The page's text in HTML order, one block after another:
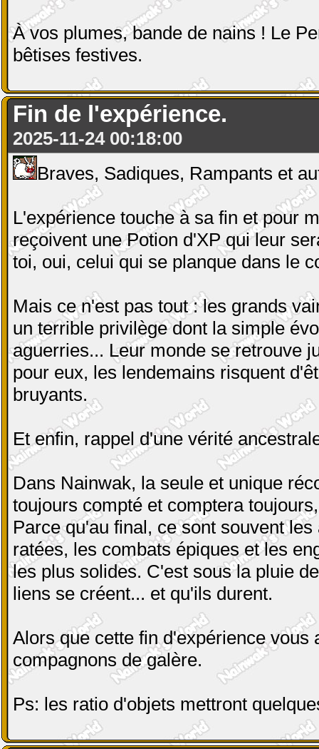
À vos plumes, bande de nains ! Le
bêtises festives.
Fin de l'expérience.
2025-11-24 00:18:00
Braves, Sadiques, Rampants et
L'expérience touche à sa fin et pour
reçoivent une Potion d'XP qui leur
toi, oui, celui qui se planque dans le
Mais ce n'est pas tout : les grands
un terrible privilège dont la simple
aguerries... Leur monde se retrouve
pour eux, les lendemains risquent
bruyants.
Et enfin, rappel d'une vérité
Dans Nainwak, la seule et unique
toujours compté et comptera
Parce qu'au final, ce sont souvent
ratées, les combats épiques et les
les plus solides. C'est sous la pluie
liens se créent... et qu'ils durent.
Alors que cette fin d'expérience vous
compagnons de galère.
Ps: les ratio d'objets mettront